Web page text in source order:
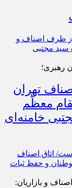
رهبری؛
تهران
معظّم
خامنه‌ای
و بازاریان: